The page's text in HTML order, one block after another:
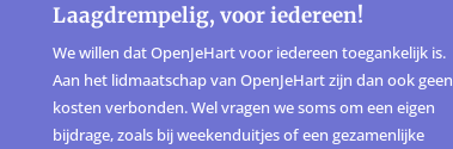
Laagdrempelig, voor iedereen!
We willen dat OpenJeHart voor iedereen toegankelijk is.
Aan het lidmaatschap van OpenJeHart zijn dan ook geen
kosten verbonden. Wel vragen we soms om een eigen
bijdrage, zoals bij weekenduitjes of een gezamenlijke